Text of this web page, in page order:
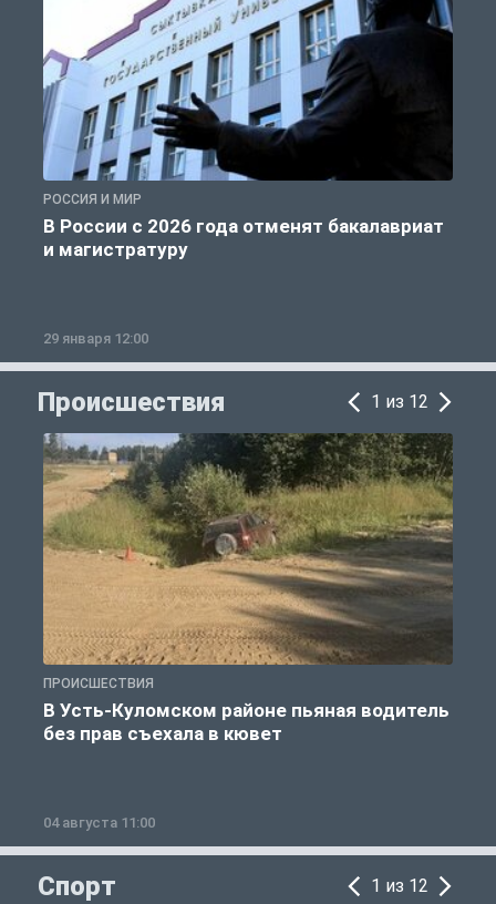
РОССИЯ И МИР
В России с 2026 года отменят бакалавриат
и магистратуру
29 января 12:00
Происшествия 1 из 12
ПРОИСШЕСТВИЯ
В Усть-Куломском районе пьяная водитель
без прав съехала в кювет
04 августа 11:00
Спорт 1 из 12